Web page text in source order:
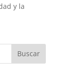
y la